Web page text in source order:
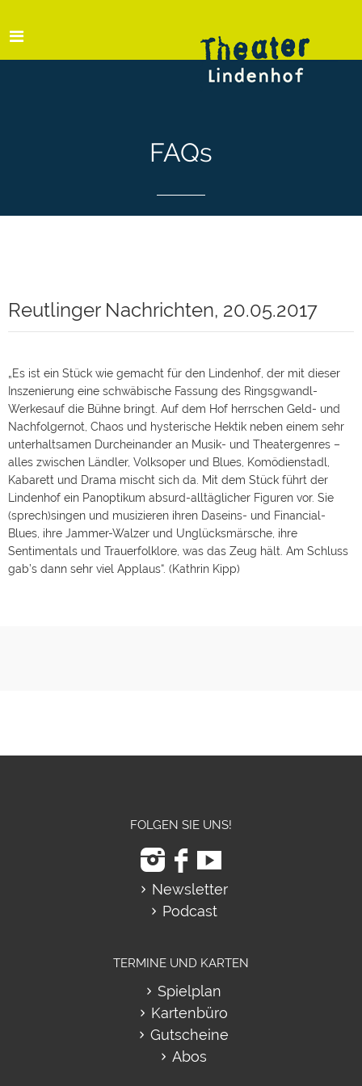
FAQs
Reutlinger Nachrichten, 20.05.2017
„Es ist ein Stück wie gemacht für den Lindenhof, der mit dieser
Inszenierung eine schwäbische Fassung des Ringsgwandl-
Werkesauf die Bühne bringt. Auf dem Hof herrschen Geld- und
Nachfolgernot, Chaos und hysterische Hektik neben einem sehr
unterhaltsamen Durcheinander an Musik- und Theatergenres –
alles zwischen Ländler, Volksoper und Blues, Komödienstadl,
Kabarett und Drama mischt sich da. Mit dem Stück führt der
Lindenhof ein Panoptikum absurd-alltäglicher Figuren vor. Sie
(sprech)singen und musizieren ihren Daseins- und Financial-
Blues, ihre Jammer-Walzer und Unglücksmärsche, ihre
Sentimentals und Trauerfolklore, was das Zeug hält. Am Schluss
gab’s dann sehr viel Applaus“. (Kathrin Kipp)
FOLGEN SIE UNS!
Newsletter
Podcast
TERMINE UND KARTEN
Spielplan
Kartenbüro
Gutscheine
Abos